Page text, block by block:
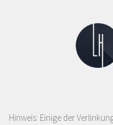
Hinweis: Einige der